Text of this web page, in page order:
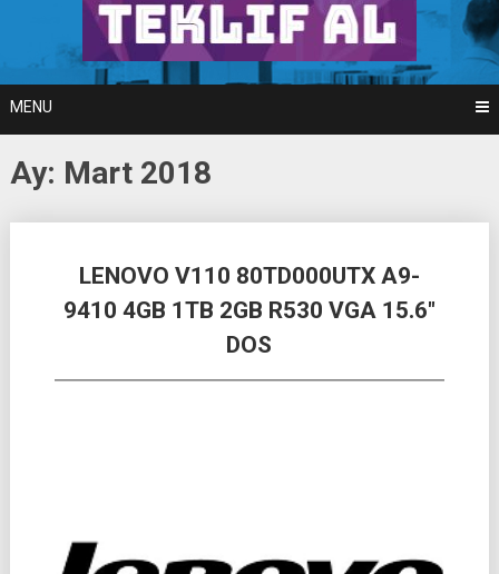
MENU
Ay: Mart 2018
LENOVO V110 80TD000UTX A9-
9410 4GB 1TB 2GB R530 VGA 15.6″
DOS
navigation